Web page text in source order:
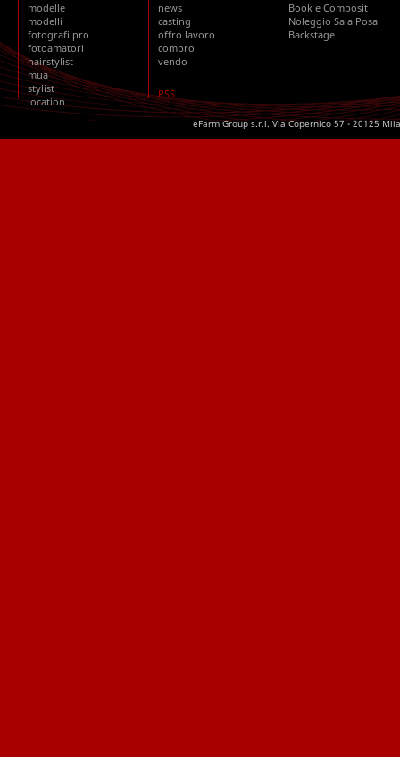
modelle
modelli
fotografi pro
fotoamatori
hairstylist
mua
stylist
location
news
casting
offro lavoro
compro
vendo
RSS
Book e Composit
Noleggio Sala Posa
Backstage
eFarm Group s.r.l. Via Copernico 57 - 20125